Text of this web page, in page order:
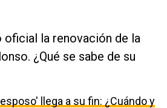
oficial la renovación de la
¿Qué se sabe de su
llega a su fin: ¿Cuándo y